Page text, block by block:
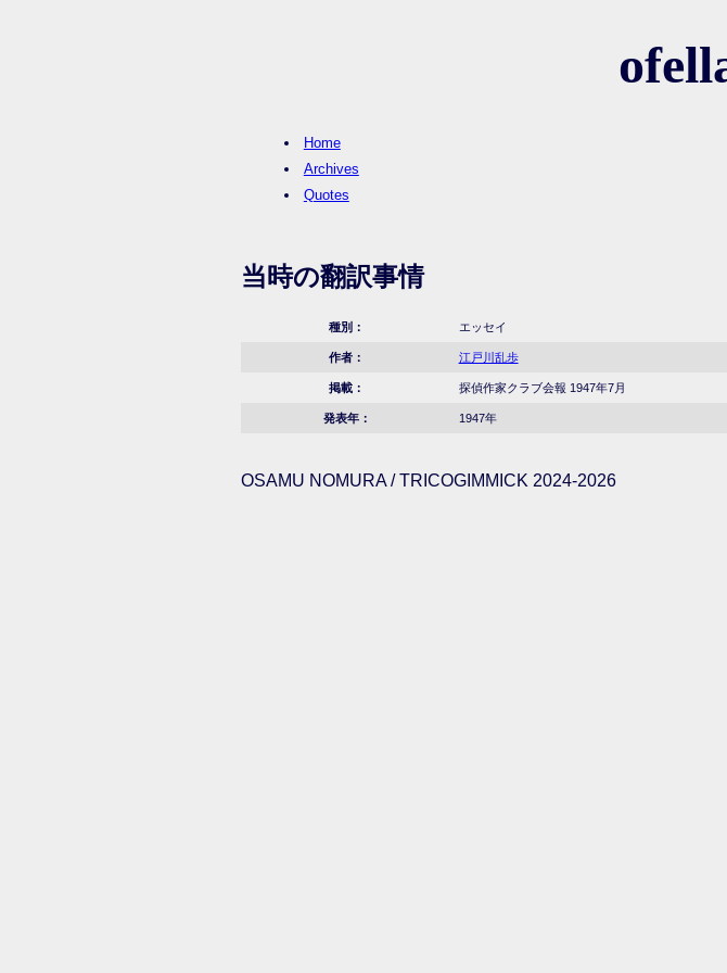
Home
Archives
Quotes
当時の翻訳事情
種別： エッセイ
作者： 江戸川乱歩
掲載： 探偵作家クラブ会報 1947年7月
発表年： 1947年
OSAMU NOMURA / TRICOGIMMICK 2024-2026